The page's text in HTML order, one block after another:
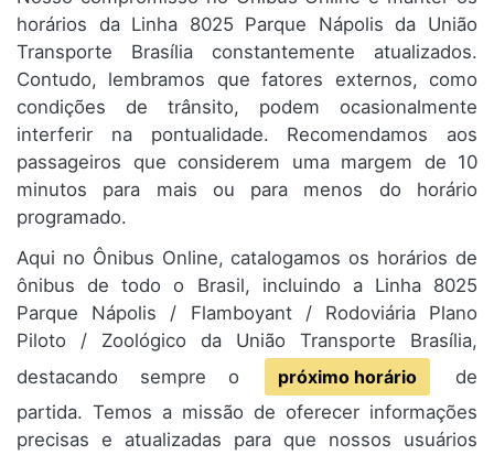
horários da Linha 8025 Parque Nápolis da União
Transporte Brasília constantemente atualizados.
Contudo, lembramos que fatores externos, como
condições de trânsito, podem ocasionalmente
interferir na pontualidade. Recomendamos aos
passageiros que considerem uma margem de 10
minutos para mais ou para menos do horário
programado.
Aqui no Ônibus Online, catalogamos os horários de
ônibus de todo o Brasil, incluindo a Linha 8025
Parque Nápolis / Flamboyant / Rodoviária Plano
Piloto / Zoológico da União Transporte Brasília,
destacando sempre o
próximo horário
de
partida. Temos a missão de oferecer informações
precisas e atualizadas para que nossos usuários